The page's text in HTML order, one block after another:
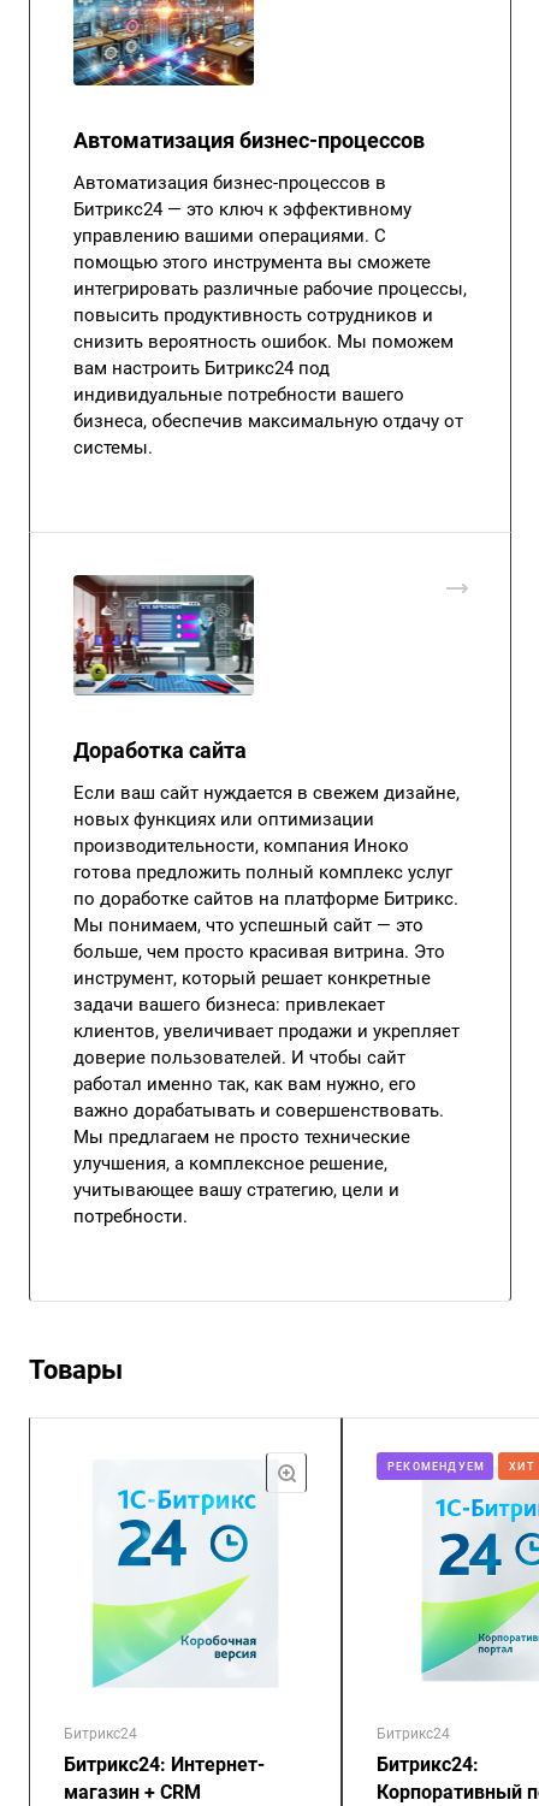
Автоматизация бизнес-процессов
Автоматизация бизнес-процессов в
Битрикс24 — это ключ к эффективному
управлению вашими операциями. С
помощью этого инструмента вы сможете
интегрировать различные рабочие процессы,
повысить продуктивность сотрудников и
снизить вероятность ошибок. Мы поможем
вам настроить Битрикс24 под
индивидуальные потребности вашего
бизнеса, обеспечив максимальную отдачу от
системы.
Доработка сайта
Если ваш сайт нуждается в свежем дизайне,
новых функциях или оптимизации
производительности, компания Иноко
готова предложить полный комплекс услуг
по доработке сайтов на платформе Битрикс.
Мы понимаем, что успешный сайт — это
больше, чем просто красивая витрина. Это
инструмент, который решает конкретные
задачи вашего бизнеса: привлекает
клиентов, увеличивает продажи и укрепляет
доверие пользователей. И чтобы сайт
работал именно так, как вам нужно, его
важно дорабатывать и совершенствовать.
Мы предлагаем не просто технические
улучшения, а комплексное решение,
учитывающее вашу стратегию, цели и
потребности.
Товары
Битрикс24
Битрикс24: Интернет-
магазин + CRM
РЕКОМЕНДУЕМ ХИТ
Битрикс24
Битрикс24:
Корпоративный